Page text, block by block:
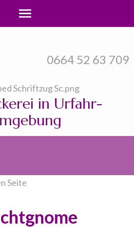
0664 52 63 709
in Urfahr-
Seite